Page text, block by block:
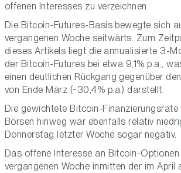
offenen Interesses zu verzeichnen.
Die Bitcoin-Futures-Basis bewegte sich
vergangenen Woche seitwärts. Zum
dieses Artikels liegt die annualisierte 3-
der Bitcoin-Futures bei etwa 9,1% p.a.,
einen deutlichen Rückgang gegenüber
von Ende März (~30,4% p.a.) darstellt.
Die gewichtete Bitcoin-Finanzierungsrate
Börsen hinweg war ebenfalls relativ
Donnerstag letzter Woche sogar negativ.
Das offene Interesse an Bitcoin-
vergangenen Woche inmitten der im April